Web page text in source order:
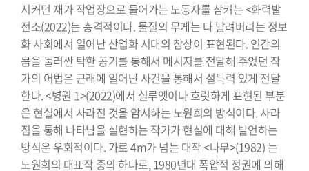
시커먼 재가 작업장으로 들어가는 노동자를 삼키는 <화력발
전소(2022)는 충격적이다. 물질의 무게는 다 날려버리는 정보
화 사회에서 일어난 산업화 시대의 참상이 표현된다. 인간의
몸을 둘러싼 탁한 공기를 통해서 메시지를 전달해 주었던 작
가의 어법은 근래에 일어난 사건을 통해서 설득력 있게 전달
한다. <병원 1>(2022)에서 실루엣이나 흐릿하게 표현된 부분
은 현실에서 사라진 것을 암시하는 노원희의 방식이다. 사라
짐을 통해 나타남을 실현하는 작가가 현실에 대해 발언하는
방식은 우회적이다. 가로 4m가 넘는 대작 <나무>(1982) 는
노원희의 대표작 중의 하나로, 1980년대 폭압적 정권에 의해